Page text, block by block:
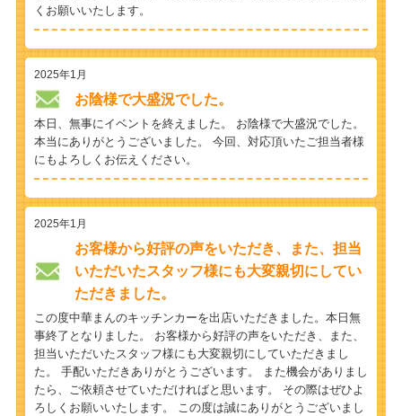
くお願いいたします。
2025年1月
お陰様で大盛況でした。
本日、無事にイベントを終えました。 お陰様で大盛況でした。
本当にありがとうございました。 今回、対応頂いたご担当者様
にもよろしくお伝えください。
2025年1月
お客様から好評の声をいただき、また、担当
いただいたスタッフ様にも大変親切にしてい
ただきました。
この度中華まんのキッチンカーを出店いただきました。本日無
事終了となりました。 お客様から好評の声をいただき、また、
担当いただいたスタッフ様にも大変親切にしていただきまし
た。 手配いただきありがとうございます。 また機会がありまし
たら、ご依頼させていただければと思います。 その際はぜひよ
ろしくお願いいたします。 この度は誠にありがとうございまし